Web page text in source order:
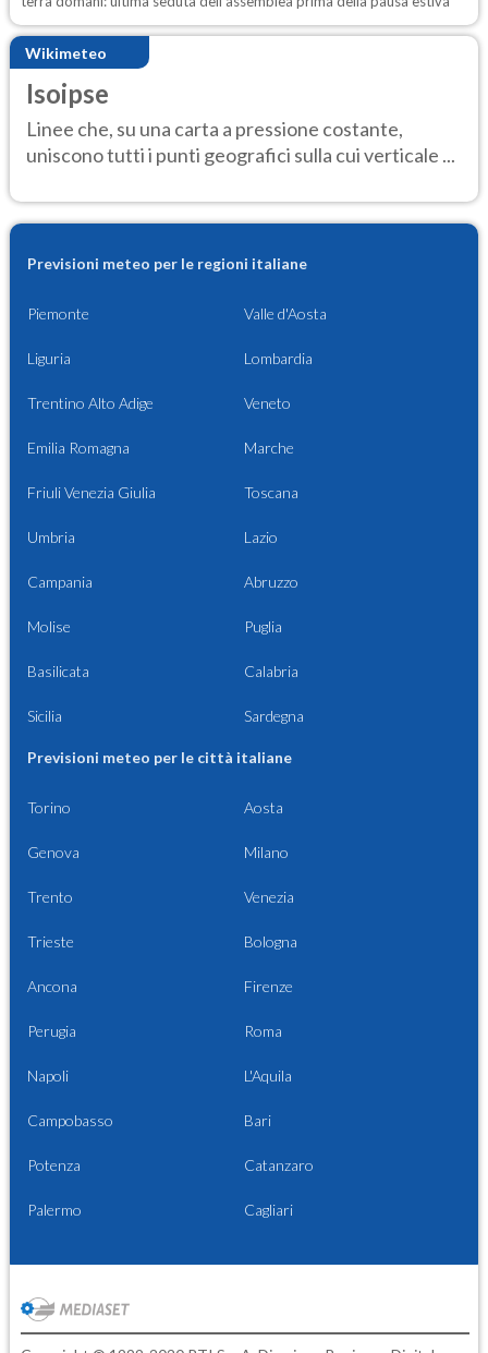
Wikimeteo
Isoipse
Linee che, su una carta a pressione costante,
uniscono tutti i punti geografici sulla cui verticale ...
Previsioni meteo per le regioni italiane
Piemonte Valle d'Aosta
Liguria Lombardia
Trentino Alto Adige Veneto
Emilia Romagna Marche
Friuli Venezia Giulia Toscana
Umbria Lazio
Campania Abruzzo
Molise Puglia
Basilicata Calabria
Sicilia Sardegna
Previsioni meteo per le città italiane
Torino Aosta
Genova Milano
Trento Venezia
Trieste Bologna
Ancona Firenze
Perugia Roma
Napoli L'Aquila
Campobasso Bari
Potenza Catanzaro
Palermo Cagliari